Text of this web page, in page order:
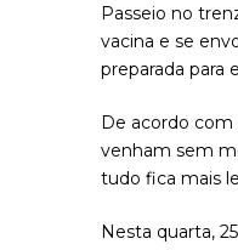
Passeio no
vacina e se
preparada para
De acordo com
venham sem
tudo fica mais
Nesta quarta,